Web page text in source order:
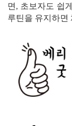
면, 초보자도 쉽
루틴을 유지하면